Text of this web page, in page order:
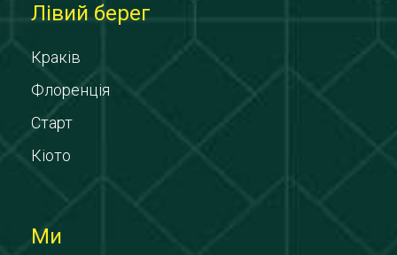
Лівий берег
Краків
Флоренція
Старт
Кіото
Ми